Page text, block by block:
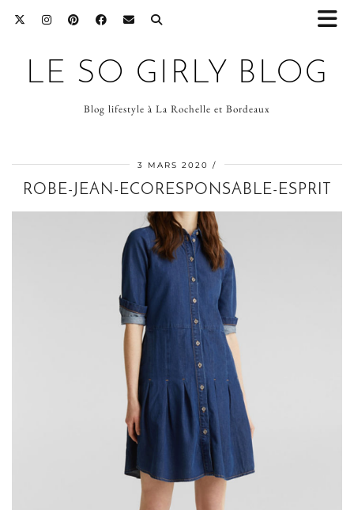
LE SO GIRLY BLOG
Blog lifestyle à La Rochelle et Bordeaux
3 MARS 2020
ROBE-JEAN-ECORESPONSABLE-ESPRIT